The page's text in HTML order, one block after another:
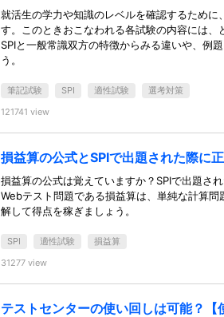
就活生の学力や知識のレベルを確認するために
す。このときおこなわれる各試験の内容には、
SPIと一般常識双方の特徴からみる違いや、例
う。
筆記試験 SPI 適性試験
選考対策
121741 view
損益算の公式とSPIで出題された際に
損益算の公式は覚えていますか？SPIで出題さ
Webテスト問題である損益算は、単純な計算
解して得点を稼ぎましょう。
SPI 適性試験
損益算
31277 view
テストセンターの使い回しは可能？【